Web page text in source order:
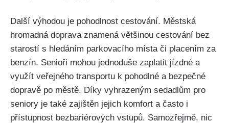
Další výhodou ⁢je pohodlnost cestování. Městská
hromadná doprava znamená většinou⁢ cestování ⁢bez
starostí ​s hledáním parkovacího místa či placením za⁤
benzín. Senioři mohou jednoduše zaplatit jízdné a
využít veřejného transportu k pohodlné a bezpečné
dopravě po ​městě. Díky vyhrazeným ‌sedadlům pro‌
seniory je také zajištěn jejich ‌komfort a často i
přístupnost bezbariérových⁣ vstupů. Samozřejmě, nic